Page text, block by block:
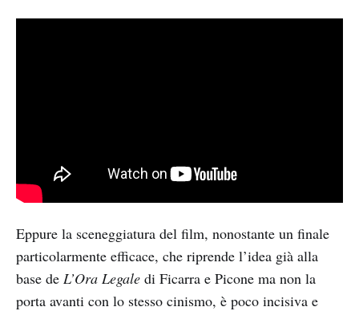
Eppure la sceneggiatura del film, nonostante un finale
particolarmente efficace, che riprende l’idea già alla
base de L’Ora Legale di Ficarra e Picone ma non la
porta avanti con lo stesso cinismo, è poco incisiva e